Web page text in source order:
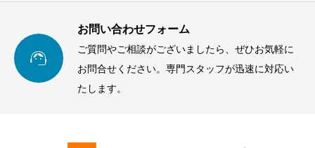

お問い合わせフォーム
ご質問やご相談がございましたら、ぜひお気軽に
お問合せください。専門スタッフが迅速に対応い
たします。